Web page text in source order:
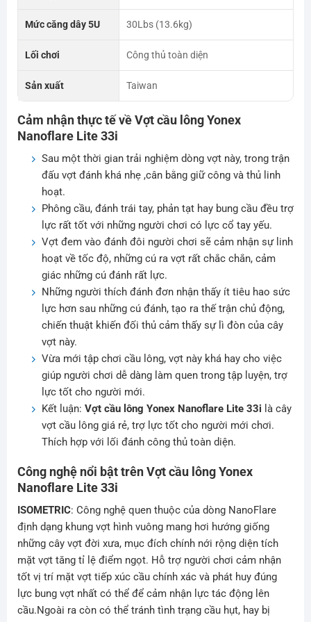
Mức căng dây 5U 30Lbs (13.6kg)
Lối chơi Công thủ toàn diện
Sản xuất Taiwan
Cảm nhận thực tế vềVợt cầu lông Yonex
Nanoflare Lite 33i
Sau một thời gian trải nghiệm dòng vợt này, trong trận
đấu vợt đánh khá nhẹ ,cân bằng giữ công và thủ linh
hoạt.
Phông cầu, đánh trái tay, phản tạt hay bung cầu đều trợ
lực rất tốt với những người chơi có lực cổ tay yếu.
Vợt đem vào đánh đôi người chơi sẽ cảm nhận sự linh
hoạt về tốc độ, những cú ra vợt rất chắc chắn, cảm
giác những cú đánh rất lực.
Những người thích đánh đơn nhận thấy ít tiêu hao sức
lực hơn sau những cú đánh, tạo ra thế trận chủ động,
chiến thuật khiến đối thủ cảm thấy sự lì đòn của cây
vợt này.
Vừa mới tập chơi cầu lông, vợt này khá hay cho việc
giúp người chơi dễ dàng làm quen trong tập luyện, trợ
lực tốt cho người mới.
Kết luận: Vợt cầu lông Yonex Nanoflare Lite 33i là cây
vợt cầu lông giá rẻ, trợ lực tốt cho người mới chơi.
Thích hợp với lối đánh công thủ toàn diện.
Công nghệ nổi bật trênVợt cầu lông Yonex
Nanoflare Lite 33i
ISOMETRIC: Công nghệ quen thuộc của dòng NanoFlare
định dạng khung vợt hình vuông mang hơi hướng giống
những cây vợt đời xưa, mục đích chính nới rộng diện tích
mặt vợt tăng tỉ lệ điểm ngọt. Hỗ trợ người chơi cảm nhận
tốt vị trí mặt vợt tiếp xúc cầu chính xác và phát huy đúng
lực bung vợt nhất có thể để cảm nhận lực tác động lên
cầu.Ngoài ra còn có thể tránh tình trạng cầu hụt, hay bị